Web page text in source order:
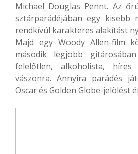
Michael Douglas Pennt. Az
sztárparádéjában egy kisebb
rendkívül karakteres alakítást
Majd egy Woody Allen-film
második legjobb
felelőtlen, alkoholista,
vászonra. Annyira parádés
Oscar és Golden Globe-jelölést